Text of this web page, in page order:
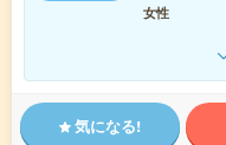
女性
気になる!